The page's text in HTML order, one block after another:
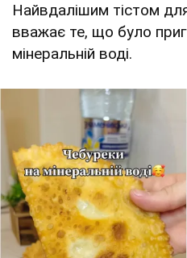
Найвдалішим тістом
вважає те, що було
мінеральній воді.